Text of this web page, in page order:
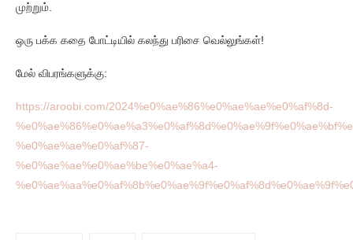
முற்றும்.
ஒரு பக்க கதை போட்டியில் கலந்து பரிசை வெல்லுங்கள்!
மேல் விபரங்களுக்கு:
https://aroobi.com/2024%e0%ae%86%e0%ae%ae%e0%af%8d-
%e0%ae%ae%e0%af%87-
%e0%ae%ae%e0%ae%be%e0%ae%a4-